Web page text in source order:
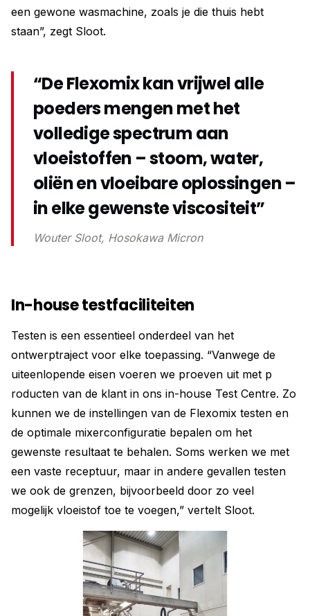
een gewone wasmachine, zoals je die thuis hebt
staan”, zegt Sloot.
“De Flexomix kan vrijwel alle
poeders mengen met het
volledige spectrum aan
vloeistoffen – stoom, water,
oliën en vloeibare oplossingen –
in elke gewenste viscositeit”
Wouter Sloot, Hosokawa Micron
In-house testfaciliteiten
Testen is een essentieel onderdeel van het
ontwerptraject voor elke toepassing. “Vanwege de
uiteenlopende eisen voeren we proeven uit met p
roducten van de klant in ons in-house Test Centre. Zo
kunnen we de instellingen van de Flexomix testen en
de optimale mixerconfiguratie bepalen om het
gewenste resultaat te behalen. Soms werken we met
een vaste receptuur, maar in andere gevallen testen
we ook de grenzen, bijvoorbeeld door zo veel
mogelijk vloeistof toe te voegen,” vertelt Sloot.